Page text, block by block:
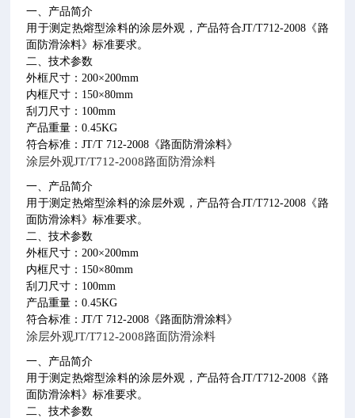
一、产品简介
用于测定热熔型涂料的涂层外观，产品符合JT/T712-2008《路
面防滑涂料》标准要求。
二、技术参数
外框尺寸：200×200mm
内框尺寸： 150×80mm
刮刀尺寸： 100mm
产品重量：0.45KG
符合标准：JT/T 712-2008 《路面防滑涂料》
涂层外观JT/T712-2008路面防滑涂料
一、产品简介
用于测定热熔型涂料的涂层外观，产品符合JT/T712-2008《路
面防滑涂料》标准要求。
二、技术参数
外框尺寸：200×200mm
内框尺寸： 150×80mm
刮刀尺寸： 100mm
产品重量：0.45KG
符合标准：JT/T 712-2008 《路面防滑涂料》
涂层外观JT/T712-2008路面防滑涂料
一、产品简介
用于测定热熔型涂料的涂层外观，产品符合JT/T712-2008《路
面防滑涂料》标准要求。
二、技术参数